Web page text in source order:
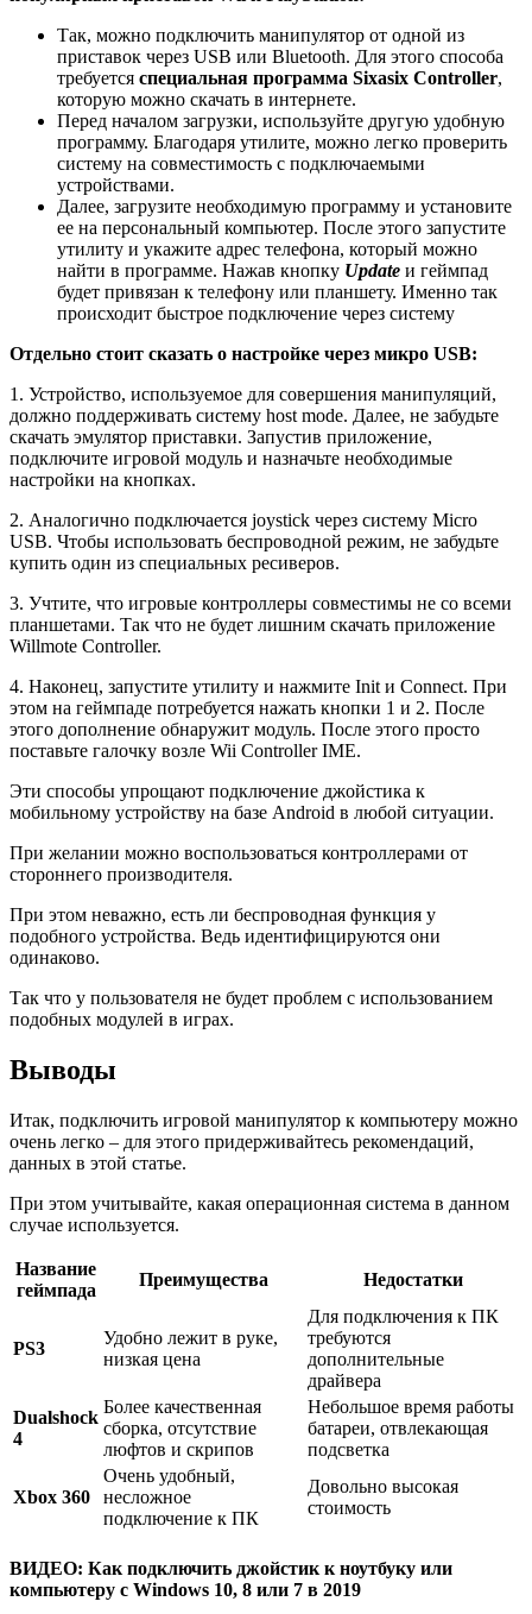
Так, можно подключить манипулятор от одной из
приставок через USB или Bluetooth. Для этого способа
требуется специальная программа Sixasix Controller,
которую можно скачать в интернете.
Перед началом загрузки, используйте другую удобную
программу. Благодаря утилите, можно легко проверить
систему на совместимость с подключаемыми
устройствами.
Далее, загрузите необходимую программу и установите
ее на персональный компьютер. После этого запустите
утилиту и укажите адрес телефона, который можно
найти в программе. Нажав кнопку Update и геймпад
будет привязан к телефону или планшету. Именно так
происходит быстрое подключение через систему
Отдельно стоит сказать о настройке через микро USB:
1. Устройство, используемое для совершения манипуляций,
должно поддерживать систему host mode. Далее, не забудьте
скачать эмулятор приставки. Запустив приложение,
подключите игровой модуль и назначьте необходимые
настройки на кнопках.
2. Аналогично подключается joystick через систему Micro
USB. Чтобы использовать беспроводной режим, не забудьте
купить один из специальных ресиверов.
3. Учтите, что игровые контроллеры совместимы не со всеми
планшетами. Так что не будет лишним скачать приложение
Willmote Controller.
4. Наконец, запустите утилиту и нажмите Init и Connect. При
этом на геймпаде потребуется нажать кнопки 1 и 2. После
этого дополнение обнаружит модуль. После этого просто
поставьте галочку возле Wii Controller IME.
Эти способы упрощают подключение джойстика к
мобильному устройству на базе Android в любой ситуации.
При желании можно воспользоваться контроллерами от
стороннего производителя.
При этом неважно, есть ли беспроводная функция у
подобного устройства. Ведь идентифицируются они
одинаково.
Так что у пользователя не будет проблем с использованием
подобных модулей в играх.
Выводы
Итак, подключить игровой манипулятор к компьютеру можно
очень легко – для этого придерживайтесь рекомендаций,
данных в этой статье.
При этом учитывайте, какая операционная система в данном
случае используется.
Название
геймпада
Преимущества Недостатки
PS3
Удобно лежит в руке,
низкая цена
Для подключения к ПК
требуются
дополнительные
драйвера
Dualshock
4
Более качественная
сборка, отсутствие
люфтов и скрипов
Небольшое время работы
батареи, отвлекающая
подсветка
Xbox 360
Очень удобный,
несложное
подключение к ПК
Довольно высокая
стоимость
ВИДЕО: Как подключить джойстик к ноутбуку или
компьютеру с Windows 10, 8 или 7 в 2019